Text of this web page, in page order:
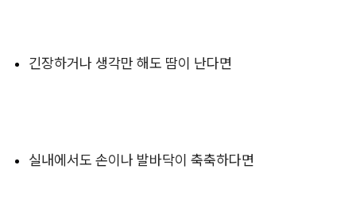
긴장하거나 생각만 해도 땀이 난다면
실내에서도 손이나 발바닥이 축축하다면